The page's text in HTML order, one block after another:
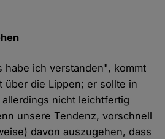
habe ich verstanden", kommt
über die Lippen; er sollte in
nicht leichtfertig
unsere Tendenz, vorschnell
davon auszugehen, dass